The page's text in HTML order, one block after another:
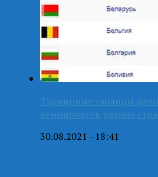
Турнирные таблицы
чемпионатов разных
30.08.2021 - 18:41